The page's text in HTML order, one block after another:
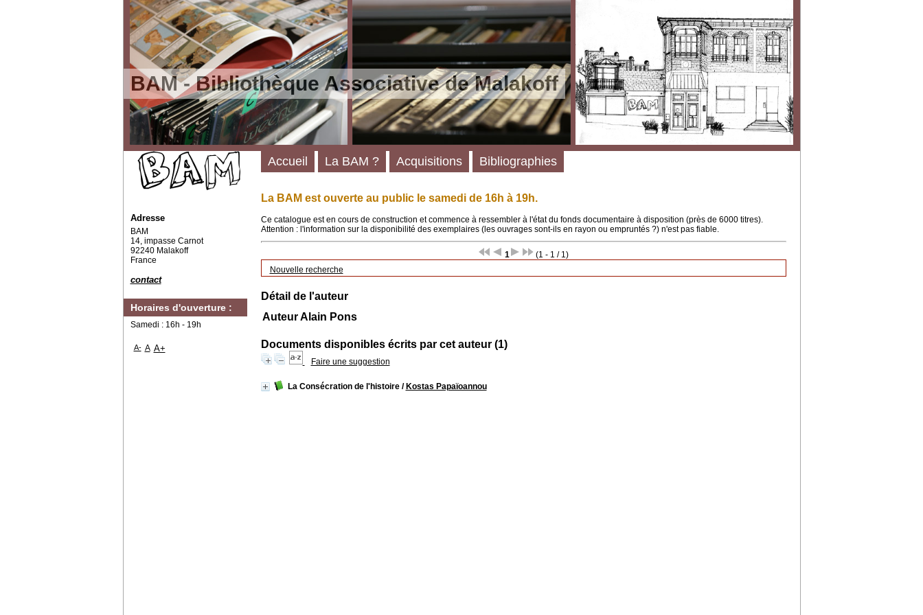
BAM - Bibliothèque Associative de Malakoff
La BAM est ouverte au public le samedi de 16h à 19h.
Ce catalogue est en cours de construction et commence à ressembler à l'état du fonds documentaire à disposition (près de 6000 titres).
Attention : l'information sur la disponibilité des exemplaires (les ouvrages sont-ils en rayon ou empruntés ?) n'est pas fiable.
1
(1 - 1 / 1)
Nouvelle recherche
Détail de l'auteur
Auteur Alain Pons
Documents disponibles écrits par cet auteur (1)
Faire une suggestion
La Consécration de l'histoire/ Kostas Papaïoannou
Accueil La BAM ? Acquisitions Bibliographies
Adresse
BAM
14, impasse Carnot
92240 Malakoff
France
contact
Horaires d'ouverture :
Samedi : 16h - 19h
A- A A+